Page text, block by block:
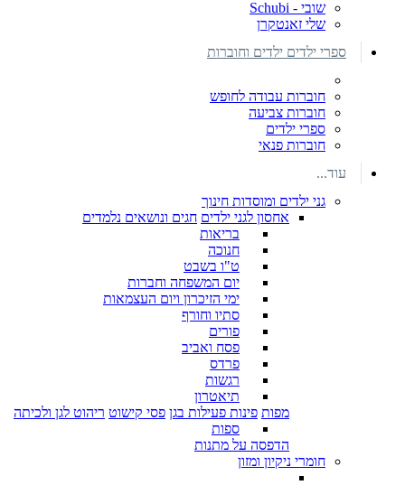
שובי - Schubi
שלי זאנטקרן
ספרי ילדים ילדים וחוברות
חוברות עבודה לחופש
חוברות צביעה
ספרי ילדים
חוברות פנאי
עוד...
גני ילדים ומוסדות חינוך
אחסון לגני ילדים חגים ונושאים נלמדים
בריאות
חנוכה
ט"ו בשבט
יום המשפחה וחברות
ימי הזיכרון ויום העצמאות
סתיו וחורף
פורים
פסח ואביב
פרדס
רגשות
תיאטרון
מפות פינות פעילות בגן פסי קישוט ריהוט לגן ולכיתה
ספות
הדפסה על מתנות
חומרי ניקיון ומזון